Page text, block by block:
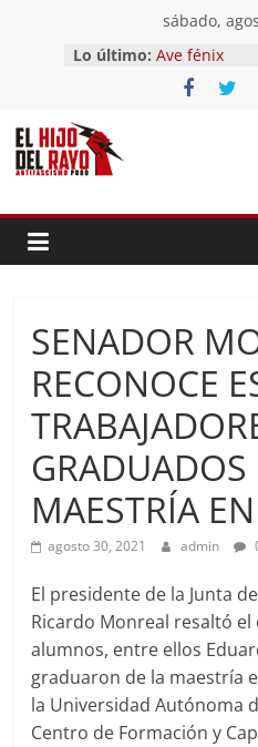
contenido
sábado,
Lo último:
El segundo
Pandemonium)
Ave fénix
¿Dios no
SENADOR
RECONOCE
GRADUADOS
MAESTRÍA
agosto 30, 2021 admin
El presidente de la Junta
Ricardo Monreal resaltó el
alumnos, entre ellos
graduaron de la maestría
la Universidad Autónoma
Centro de Formación y